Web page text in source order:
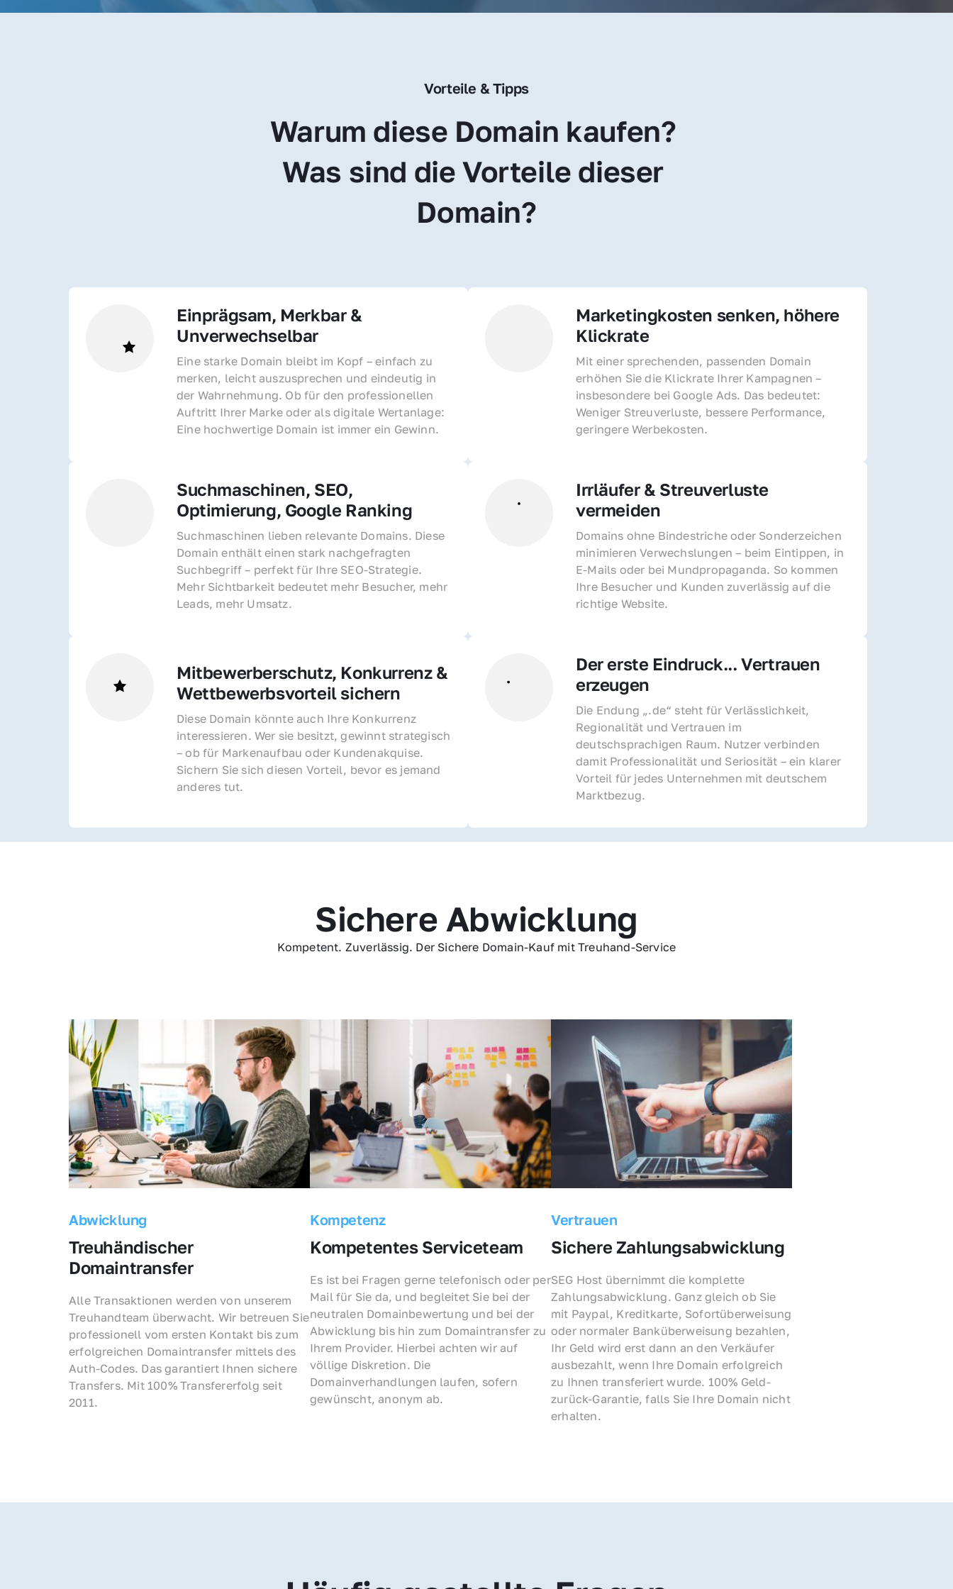
Vorteile & Tipps
Warum diese Domain kaufen?
Was sind die Vorteile dieser
Domain?
Einprägsam, Merkbar &
Unverwechselbar
Eine starke Domain bleibt im Kopf – einfach zu
merken, leicht auszusprechen und eindeutig in
der Wahrnehmung. Ob für den professionellen
Auftritt Ihrer Marke oder als digitale Wertanlage:
Eine hochwertige Domain ist immer ein Gewinn.
Marketingkosten senken, höhere
Klickrate
Mit einer sprechenden, passenden Domain
erhöhen Sie die Klickrate Ihrer Kampagnen –
insbesondere bei Google Ads. Das bedeutet:
Weniger Streuverluste, bessere Performance,
geringere Werbekosten.
Suchmaschinen, SEO,
Optimierung, Google Ranking
Suchmaschinen lieben relevante Domains. Diese
Domain enthält einen stark nachgefragten
Suchbegriff – perfekt für Ihre SEO-Strategie.
Mehr Sichtbarkeit bedeutet mehr Besucher, mehr
Leads, mehr Umsatz.
Irrläufer & Streuverluste
vermeiden
Domains ohne Bindestriche oder Sonderzeichen
minimieren Verwechslungen – beim Eintippen, in
E-Mails oder bei Mundpropaganda. So kommen
Ihre Besucher und Kunden zuverlässig auf die
richtige Website.
Mitbewerberschutz, Konkurrenz &
Wettbewerbsvorteil sichern
Diese Domain könnte auch Ihre Konkurrenz
interessieren. Wer sie besitzt, gewinnt strategisch
– ob für Markenaufbau oder Kundenakquise.
Sichern Sie sich diesen Vorteil, bevor es jemand
anderes tut.
Der erste Eindruck... Vertrauen
erzeugen
Die Endung „.de“ steht für Verlässlichkeit,
Regionalität und Vertrauen im
deutschsprachigen Raum. Nutzer verbinden
damit Professionalität und Seriosität – ein klarer
Vorteil für jedes Unternehmen mit deutschem
Marktbezug.
Sichere Abwicklung
Kompetent. Zuverlässig. Der Sichere Domain-Kauf mit Treuhand-Service
Abwicklung
Treuhändischer
Domaintransfer
Alle Transaktionen werden von unserem
Treuhandteam überwacht. Wir betreuen Sie
professionell vom ersten Kontakt bis zum
erfolgreichen Domaintransfer mittels des
Auth-Codes. Das garantiert Ihnen sichere
Transfers. Mit 100% Transfererfolg seit
2011.
Kompetenz
Kompetentes Serviceteam
Es ist bei Fragen gerne telefonisch oder per
Mail für Sie da, und begleitet Sie bei der
neutralen Domainbewertung und bei der
Abwicklung bis hin zum Domaintransfer zu
Ihrem Provider. Hierbei achten wir auf
völlige Diskretion. Die
Domainverhandlungen laufen, sofern
gewünscht, anonym ab.
Vertrauen
Sichere Zahlungsabwicklung
SEG Host übernimmt die komplette
Zahlungsabwicklung. Ganz gleich ob Sie
mit Paypal, Kreditkarte, Sofortüberweisung
oder normaler Banküberweisung bezahlen,
Ihr Geld wird erst dann an den Verkäufer
ausbezahlt, wenn Ihre Domain erfolgreich
zu Ihnen transferiert wurde. 100% Geld-
zurück-Garantie, falls Sie Ihre Domain nicht
erhalten.